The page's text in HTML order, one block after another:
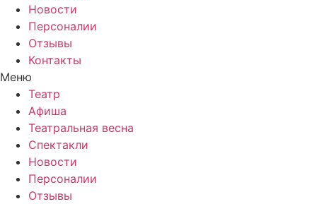
Новости
Персоналии
Отзывы
Контакты
Меню
Театр
Афиша
Театральная весна
Спектакли
Новости
Персоналии
Отзывы